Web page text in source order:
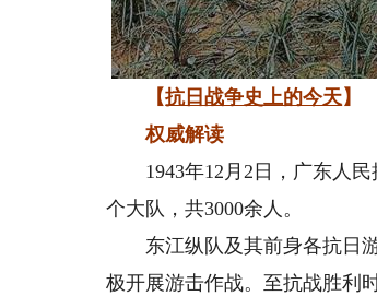
【抗日战争史上的今天】
权威解读
1943年12月2日，广东人民
个大队，共3000余人。
东江纵队及其前身各抗日游
极开展游击作战。至抗战胜利